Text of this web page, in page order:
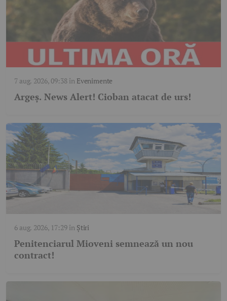
7 aug. 2026, 09:38în Evenimente
Argeş. News Alert! Cioban atacat de urs!
6 aug. 2026, 17:29în Știri
Penitenciarul Mioveni semnează un nou
contract!